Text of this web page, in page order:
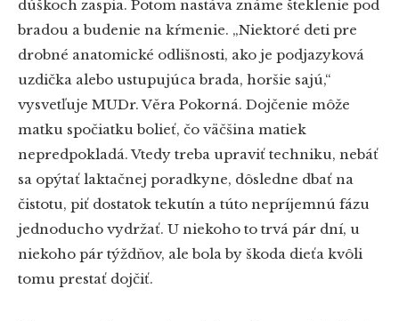
dúškoch zaspia. Potom nastáva známe šteklenie pod
bradou a budenie na kŕmenie. „Niektoré deti pre
drobné anatomické odlišnosti, ako je podjazyková
uzdička alebo ustupujúca brada, horšie sajú,“
vysvetľuje MUDr. Věra Pokorná. Dojčenie môže
matku spočiatku bolieť, čo väčšina matiek
nepredpokladá. Vtedy treba upraviť techniku, nebáť
sa opýtať laktačnej poradkyne, dôsledne dbať na
čistotu, piť dostatok tekutín a túto nepríjemnú fázu
jednoducho vydržať. U niekoho to trvá pár dní, u
niekoho pár týždňov, ale bola by škoda dieťa kvôli
tomu prestať dojčiť.